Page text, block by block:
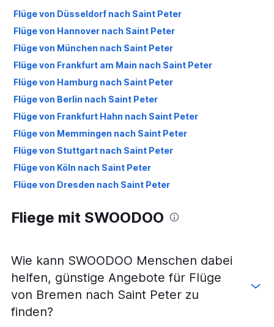
Flüge von Düsseldorf nach Saint Peter
Flüge von Hannover nach Saint Peter
Flüge von München nach Saint Peter
Flüge von Frankfurt am Main nach Saint Peter
Flüge von Hamburg nach Saint Peter
Flüge von Berlin nach Saint Peter
Flüge von Frankfurt Hahn nach Saint Peter
Flüge von Memmingen nach Saint Peter
Flüge von Stuttgart nach Saint Peter
Flüge von Köln nach Saint Peter
Flüge von Dresden nach Saint Peter
Fliege mit SWOODOO
Wie kann SWOODOO Menschen dabei
helfen, günstige Angebote für Flüge
von Bremen nach Saint Peter zu
finden?